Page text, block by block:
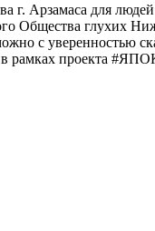
г. Арзамаса для
Общества глухих
с уверенностью
в рамках проекта